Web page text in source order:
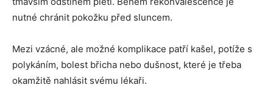
nutné chránit pokožku před sluncem.
Mezi vzácné, ale možné komplikace patří kašel, potíže s
polykáním, bolest břicha nebo dušnost, které je třeba
okamžitě nahlásit svému lékaři.